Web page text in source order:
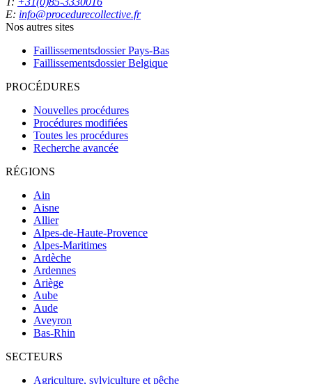
E: info@procedurecollective.fr
Nos autres sites
Faillissementsdossier Pays-Bas
Faillissementsdossier Belgique
PROCÉDURES
Nouvelles procédures
Procédures modifiées
Toutes les procédures
Recherche avancée
RÉGIONS
Ain
Aisne
Allier
Alpes-de-Haute-Provence
Alpes-Maritimes
Ardèche
Ardennes
Ariège
Aube
Aude
Aveyron
Bas-Rhin
SECTEURS
Agriculture, sylviculture et pêche